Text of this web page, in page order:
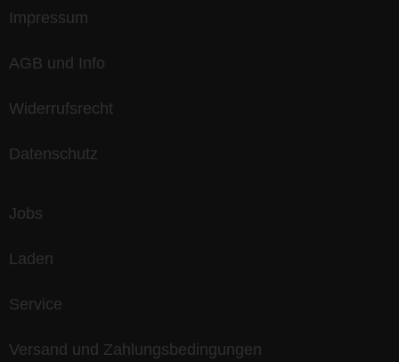
Impressum
AGB und Info
Widerrufsrecht
Datenschutz
Jobs
Laden
Service
Versand und Zahlungsbedingungen